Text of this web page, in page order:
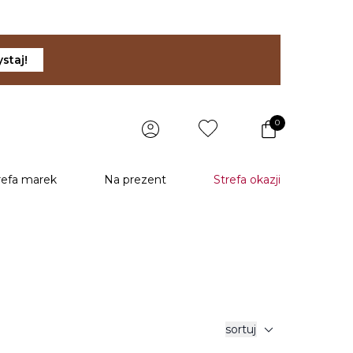
0
marek Na prezent Strefa okazji
sortuj expand_more